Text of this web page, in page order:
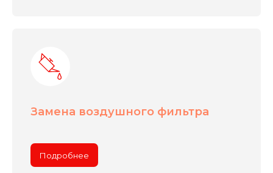
Замена воздушного фильтра
Подробнее